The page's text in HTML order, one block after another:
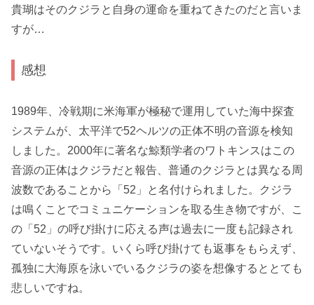
貴瑚はそのクジラと自身の運命を重ねてきたのだと言いま
すが…
感想
1989年、冷戦期に米海軍が極秘で運用していた海中探査
システムが、太平洋で52ヘルツの正体不明の音源を検知
しました。2000年に著名な鯨類学者のワトキンスはこの
音源の正体はクジラだと報告、普通のクジラとは異なる周
波数であることから「52」と名付けられました。クジラ
は鳴くことでコミュニケーションを取る生き物ですが、こ
の「52」の呼び掛けに応える声は過去に一度も記録され
ていないそうです。いくら呼び掛けても返事をもらえず、
孤独に大海原を泳いでいるクジラの姿を想像するととても
悲しいですね。